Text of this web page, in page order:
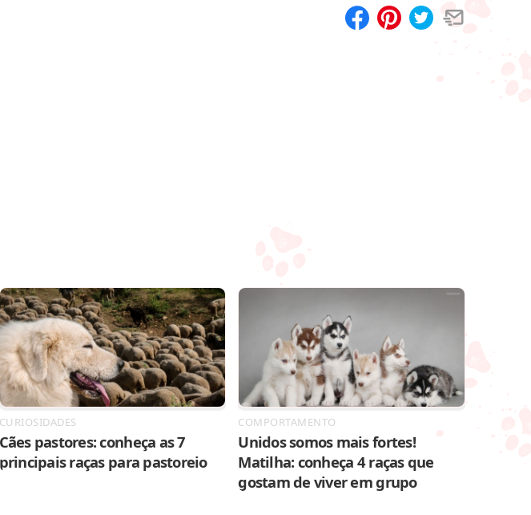
CURIOSIDADES
Cães pastores: conheça as 7
principais raças para pastoreio
COMPORTAMENTO
Unidos somos mais fortes!
Matilha: conheça 4 raças que
gostam de viver em grupo